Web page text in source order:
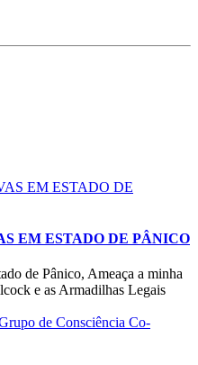
EM ESTADO DE PÂNICO
de Pânico, Ameaça a minha
e as Armadilhas Legais